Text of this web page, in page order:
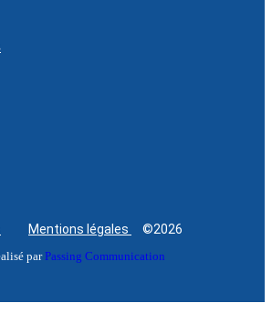
Mentions légales ©2026
par Passing Communication